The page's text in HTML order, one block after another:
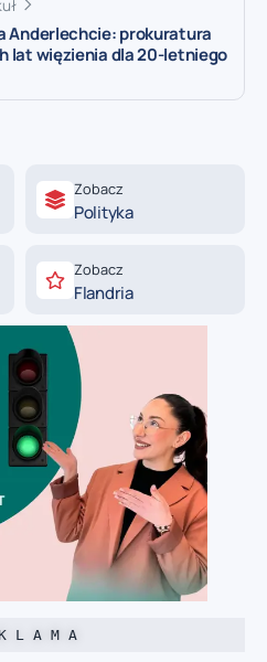
Anderlechcie: prokuratura
lat więzienia dla 20-letniego
Zobacz
Polityka
Zobacz
Flandria
L A M A